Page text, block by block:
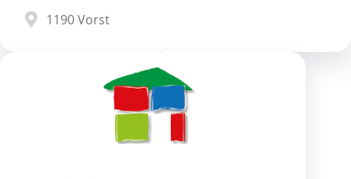
1190Vorst